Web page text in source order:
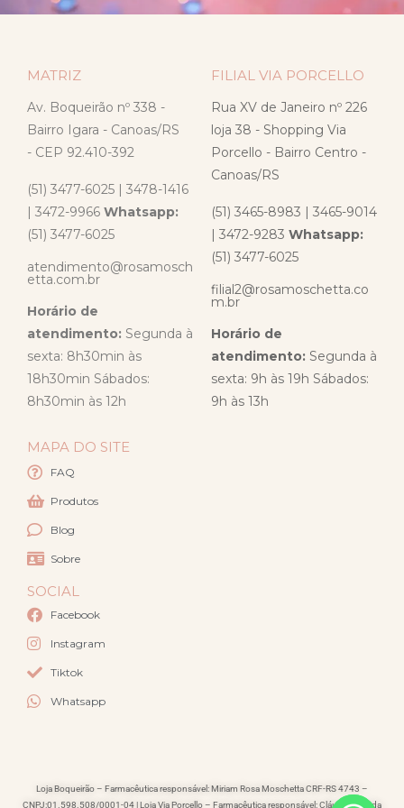
MATRIZ
Av. Boqueirão nº 338 -
Bairro Igara - Canoas/RS
- CEP 92.410-392
(51) 3477-6025 | 3478-1416
| 3472-9966 Whatsapp:
(51) 3477-6025
atendimento@rosamosch
etta.com.br
Horário de
atendimento: Segunda à
sexta: 8h30min às
18h30min Sábados:
8h30min às 12h
FILIAL VIA PORCELLO
Rua XV de Janeiro nº 226
loja 38 - Shopping Via
Porcello - Bairro Centro -
Canoas/RS
(51) 3465-8983 | 3465-9014
| 3472-9283 Whatsapp:
(51) 3477-6025
filial2@rosamoschetta.co
m.br
Horário de
atendimento: Segunda à
sexta: 9h às 19h Sábados:
9h às 13h
MAPA DO SITE
FAQ
Produtos
Blog
Sobre
SOCIAL
Facebook
Instagram
Tiktok
Whatsapp
Loja Boqueirão – Farmacêutica responsável: Miriam Rosa Moschetta CRF-RS 4743 –
CNPJ:01.598.508/0001-04 | Loja Via Porcello – Farmacêutica responsável: Cláudia Lacerda